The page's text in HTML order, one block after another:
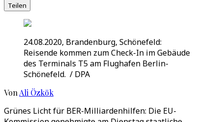
Teilen
24.08.2020, Brandenburg, Schönefeld:
Reisende kommen zum Check-In im Gebäude
des Terminals T5 am Flughafen Berlin-
Schönefeld. / DPA
Von Ali Özkök
Grünes Licht für BER-Milliardenhilfen: Die EU-